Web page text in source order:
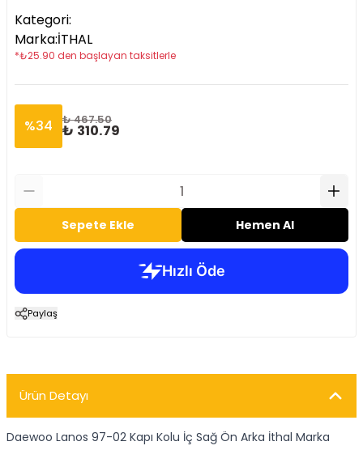
Kategori:
Marka:İTHAL
*₺25.90 den başlayan taksitlerle
%34 ₺ 467.50
₺ 310.79
Sepete Ekle Hemen Al
Paylaş
Ürün Detayı
Daewoo Lanos 97-02 Kapı Kolu İç Sağ Ön Arka İthal Marka